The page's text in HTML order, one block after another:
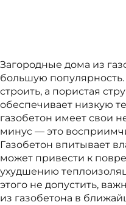
Загородные дома из
большую популярность.
строить, а пористая
обеспечивает низкую
газобетон имеет свои
минус — это
Газобетон впитывает
может привести к
ухудшению
этого не допустить,
из газобетона в